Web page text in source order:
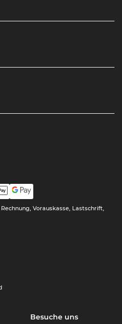
Vorauskasse, Lastschrift,
Besuche uns